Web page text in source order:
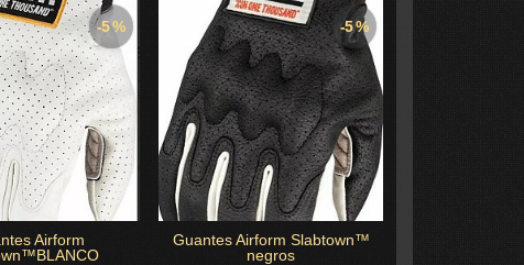
-5 %
Airform
-5 %
Guantes Airform Slabtown™
negros